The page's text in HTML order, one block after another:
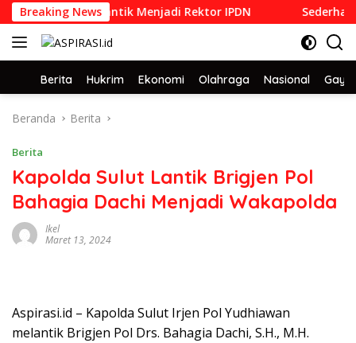
Langsung
ke
konten
Breaking News
1992 yang Dilantik Menjadi Rektor IPDN Sederhana
Home
Berita Hukrim Ekonomi Olahraga Nasional Gaya
Beranda Berita
Berita
Kapolda Sulut Lantik Brigjen Pol
Bahagia Dachi Menjadi Wakapolda
Ikel
Maret 13, 2024
Aspirasi.id – Kapolda Sulut Irjen Pol Yudhiawan
melantik Brigjen Pol Drs. Bahagia Dachi, S.H., M.H.